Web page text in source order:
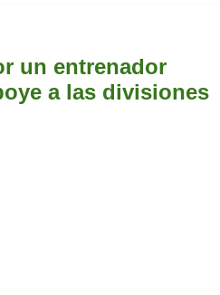
un entrenador
a las divisiones